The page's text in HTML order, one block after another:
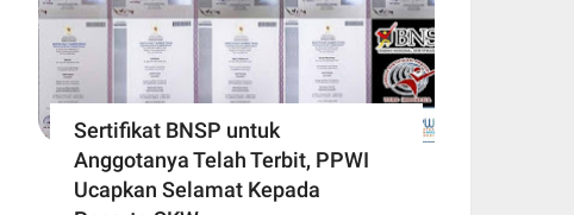
Sertifikat BNSP untuk
Anggotanya Telah Terbit, PPWI
Ucapkan Selamat Kepada